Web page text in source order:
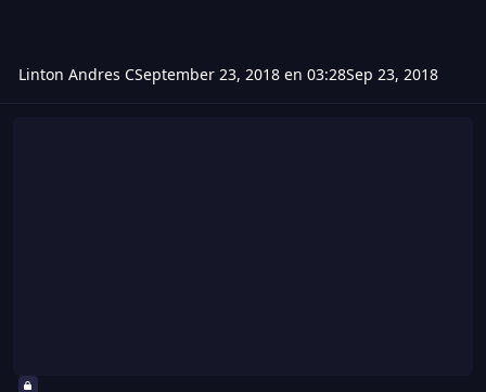
Linton Andres CSeptember 23, 2018 en 03:28Sep 23, 2018